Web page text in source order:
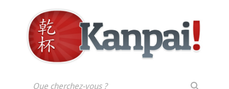
Que cherchez-vous ?